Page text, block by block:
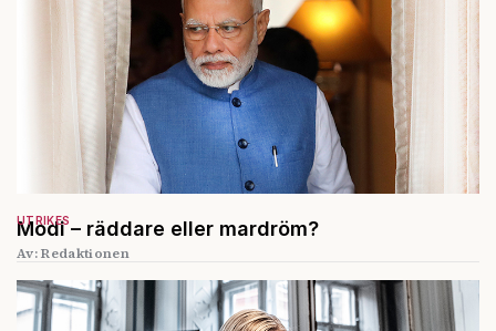
Modi – räddare eller mardröm?
UTRIKES
Av: Redaktionen